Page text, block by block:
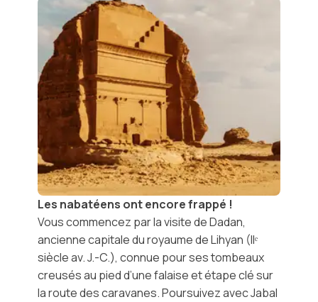
Les nabatéens ont encore frappé !
Vous commencez par la visite deDadan,
ancienne capitale du royaume deLihyan (IIᵉ
siècle av. J.-C.), connue pour ses tombeaux
creusés au pied d’une falaise et étape clé sur
la route des caravanes. Poursuivez avecJabal